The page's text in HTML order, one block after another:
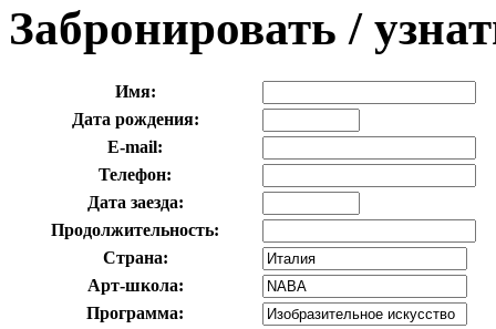
Забронировать /
Имя:
Дата рождения:
E-mail:
Телефон:
Дата заезда:
Продолжительность:
Страна:
Арт-школа:
Программа: